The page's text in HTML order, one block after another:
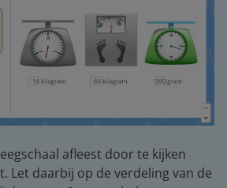
afleest door te kijken
Let daarbij op de verdeling van de